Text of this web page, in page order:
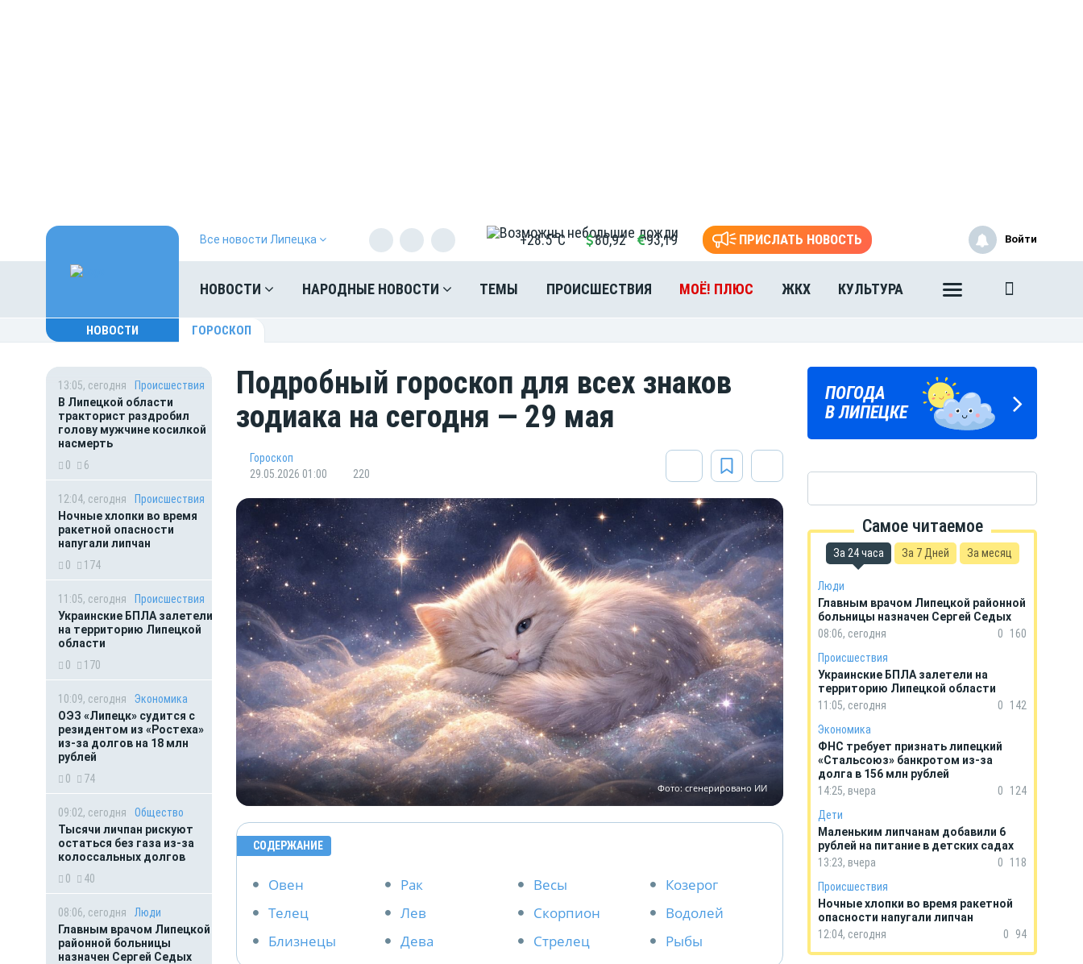
Все новости Липецка +28.5°C 80,92 93,19 ПРИСЛАТЬ НОВОСТЬ
НОВОСТИ НАРОДНЫЕ НОВОСТИ ТЕМЫ ПРОИСШЕСТВИЯ МОЁ! ПЛЮС ЖКХ КУЛЬТУРА
Войти
НОВОСТИ ГОРОСКОП
13:05, сегодня
Происшествия
В Липецкой области
тракторист раздробил
голову мужчине косилкой
насмерть
0
6
12:04, сегодня
Происшествия
Ночные хлопки во время
ракетной опасности
напугали липчан
0
174
11:05, сегодня
Происшествия
Украинские БПЛА залетели
на территорию Липецкой
области
0
170
10:09, сегодня
Экономика
ОЭЗ «Липецк» судится с
резидентом из «Ростеха»
из-за долгов на 18 млн
рублей
0
74
09:02, сегодня
Общество
Тысячи личпан рискуют
остаться без газа из-за
колоссальных долгов
0
40
08:06, сегодня
Люди
Главным врачом Липецкой
районной больницы
назначен Сергей Седых
Подробный гороскоп для всех знаков
зодиака на сегодня — 29 мая
Гороскоп
29.05.2026 01:00
220
Фото: сгенерировано ИИ
СОДЕРЖАНИЕ
Овен
Телец
Близнецы
Рак
Лев
Дева
Весы
Скорпион
Стрелец
Козерог
Водолей
Рыбы
ПОГОДА
В ЛИПЕЦКЕ
ЛИПЕЦКИЕ
РЕАЛИИ
Новости Липецка и области
ГОРОСКОП
НА КАЖДЫЙ ДЕНЬ
Самое читаемое
За 24 часа За 7 Дней За месяц
Люди
Главным врачом Липецкой районной
больницы назначен Сергей Седых
08:06, сегодня
0
160
Происшествия
Украинские БПЛА залетели на
территорию Липецкой области
11:05, сегодня
0
142
Экономика
ФНС требует признать липецкий
«Стальсоюз» банкротом из-за
долга в 156 млн рублей
14:25, вчера
0
124
Дети
Маленьким липчанам добавили 6
рублей на питание в детских садах
13:23, вчера
0
118
Происшествия
Ночные хлопки во время ракетной
опасности напугали липчан
12:04, сегодня
0 94